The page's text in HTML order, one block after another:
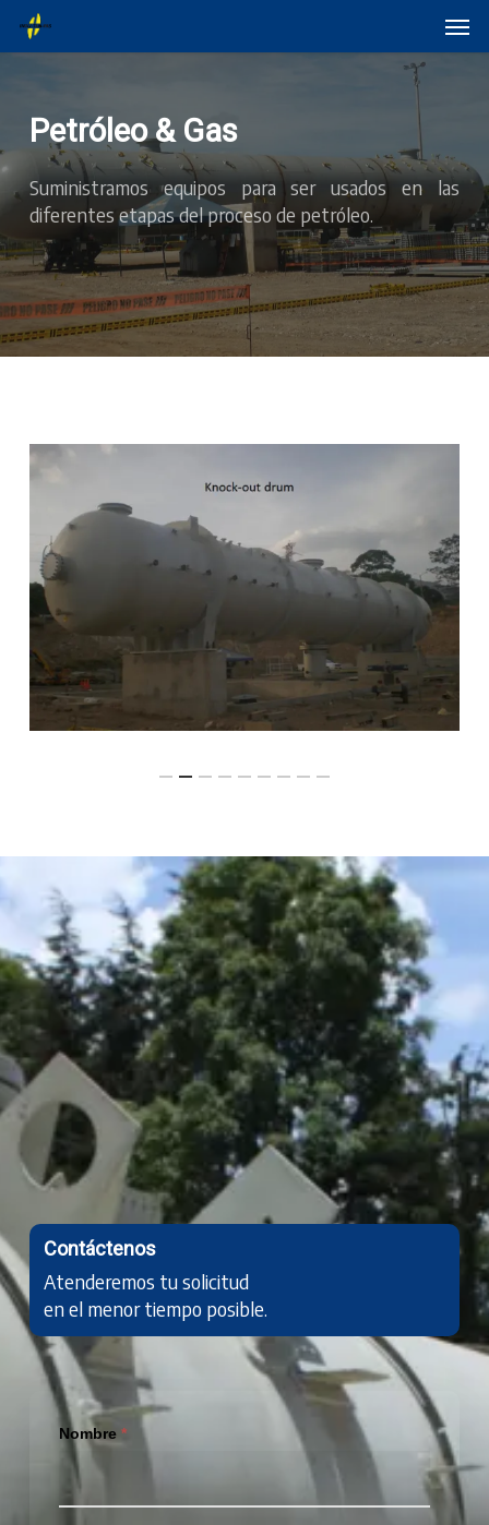
Skip
Petróleo & Gas
Suministramos equipos para ser usados en las
diferentes etapas del proceso de petróleo.
Contáctenos
Atenderemos tu solicitud
en el menor tiempo posible.
Formulario
Oil
Gas
Nombre *